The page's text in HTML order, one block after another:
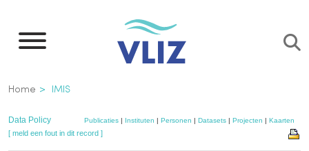
naar
inhoud
gaan
Kruimelpad
Home IMIS
Data Policy Publicaties| Instituten | Personen | Datasets| Projecten | Kaarten
[ meld een fout in dit record ]